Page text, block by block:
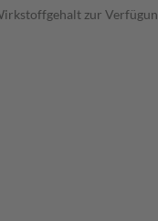
zur